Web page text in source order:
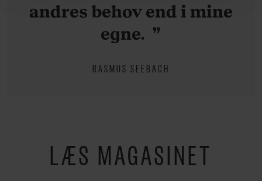
hermed i både voresprivatlivspolitikogcookiepolitik
andres behov end i mine
egne.
RASMUS SEEBACH
LÆS MAGASINET